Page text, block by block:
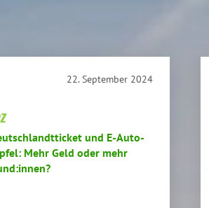
22. September 2024
und E-Auto-
Mehr Geld oder mehr